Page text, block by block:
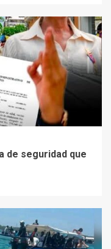
de seguridad que